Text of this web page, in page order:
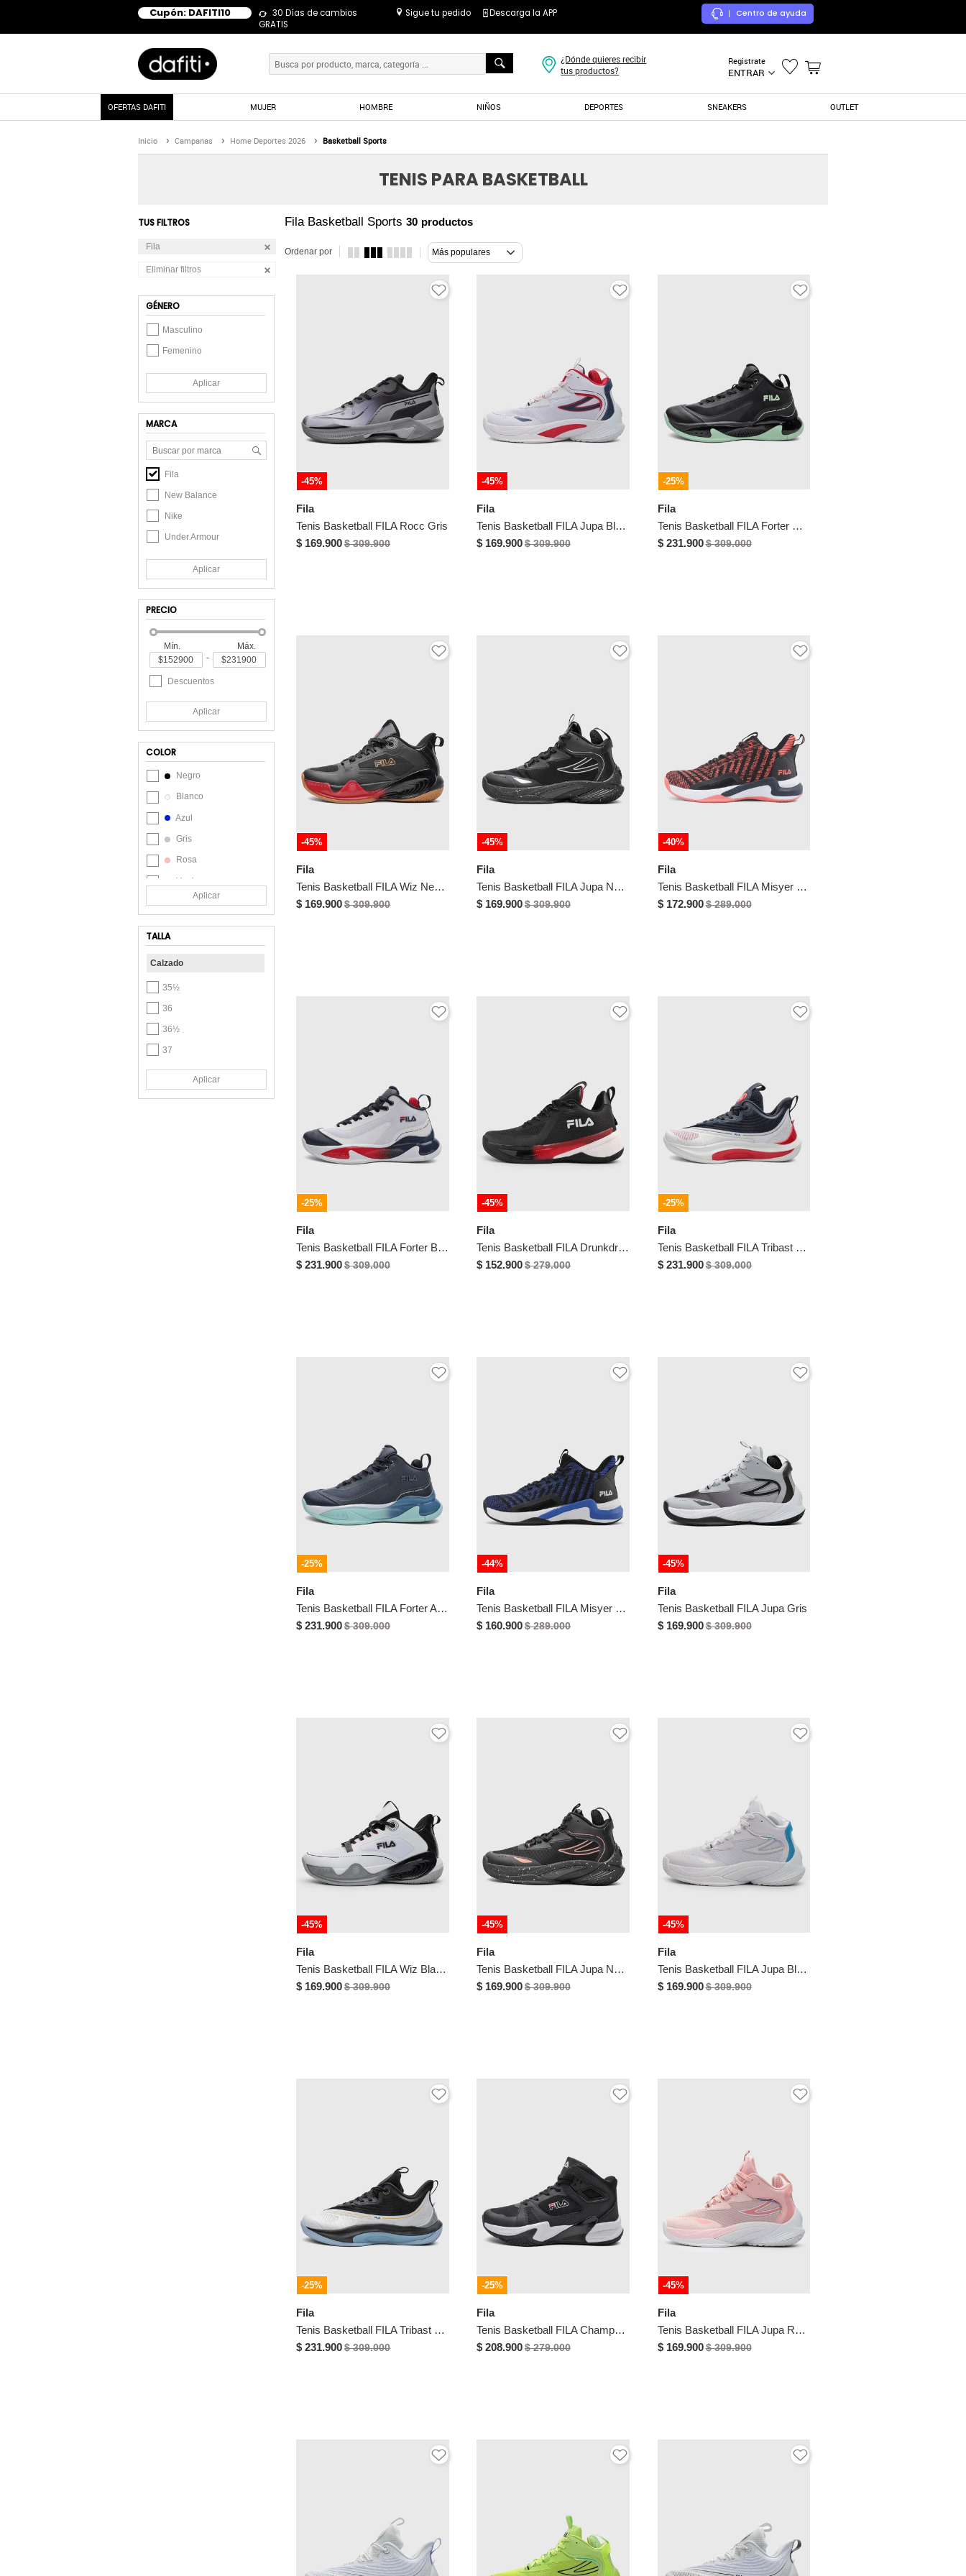
Cupón: DAFITI10
30 Días de cambios
GRATIS
Sigue tu pedido Descarga la APP | Centro de ayuda
Registrate
ENTRAR
¿Dónde quieres recibir
tus productos?
OFERTAS DAFITI MUJER HOMBRE NIÑOS DEPORTES SNEAKERS OUTLET
Inicio Campanas Home Deportes 2026 Basketball Sports
TENIS PARA BASKETBALL
TUS FILTROS
Fila
Eliminar filtros
GÉNERO
Masculino
Femenino
Aplicar
MARCA
Fila
New Balance
Nike
Under Armour
Aplicar
PRECIO
Mín.
Máx.
-
Descuentos
Aplicar
COLOR
Negro
Blanco
Azul
Gris
Rosa
Verde
Aplicar
TALLA
Calzado
35½
36
36½
37
37½
38
Aplicar
Fila Basketball Sports30 productos
Ordenar por Más populares
-45%
Fila
Tenis Basketball FILA Rocc Gris
$ 169.900$ 309.900
-45%
Fila
Tenis Basketball FILA Jupa Blanco
$ 169.900$ 309.900
-25%
Fila
Tenis Basketball FILA Forter Negro
$ 231.900$ 309.000
-45%
Fila
Tenis Basketball FILA Wiz Negro
$ 169.900$ 309.900
-45%
Fila
Tenis Basketball FILA Jupa Negro
$ 169.900$ 309.900
-40%
Fila
Tenis Basketball FILA Misyer Negro
$ 172.900$ 289.000
-25%
Fila
Tenis Basketball FILA Forter Blanco
$ 231.900$ 309.000
-45%
Fila
Tenis Basketball FILA Drunkdrink Negro
$ 152.900$ 279.000
-25%
Fila
Tenis Basketball FILA Tribast Blanco
$ 231.900$ 309.000
-25%
Fila
Tenis Basketball FILA Forter Azul
$ 231.900$ 309.000
-44%
Fila
Tenis Basketball FILA Misyer Negro
$ 160.900$ 289.000
-45%
Fila
Tenis Basketball FILA Jupa Gris
$ 169.900$ 309.900
-45%
Fila
Tenis Basketball FILA Wiz Blanco
$ 169.900$ 309.900
-45%
Fila
Tenis Basketball FILA Jupa Negro
$ 169.900$ 309.900
-45%
Fila
Tenis Basketball FILA Jupa Blanco
$ 169.900$ 309.900
-25%
Fila
Tenis Basketball FILA Tribast Negro
$ 231.900$ 309.000
-25%
Fila
Tenis Basketball FILA Champer Negro
$ 208.900$ 279.000
-45%
Fila
Tenis Basketball FILA Jupa Rosa
$ 169.900$ 309.900